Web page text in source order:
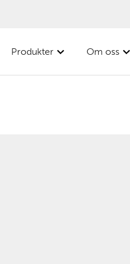
Produkter Om oss